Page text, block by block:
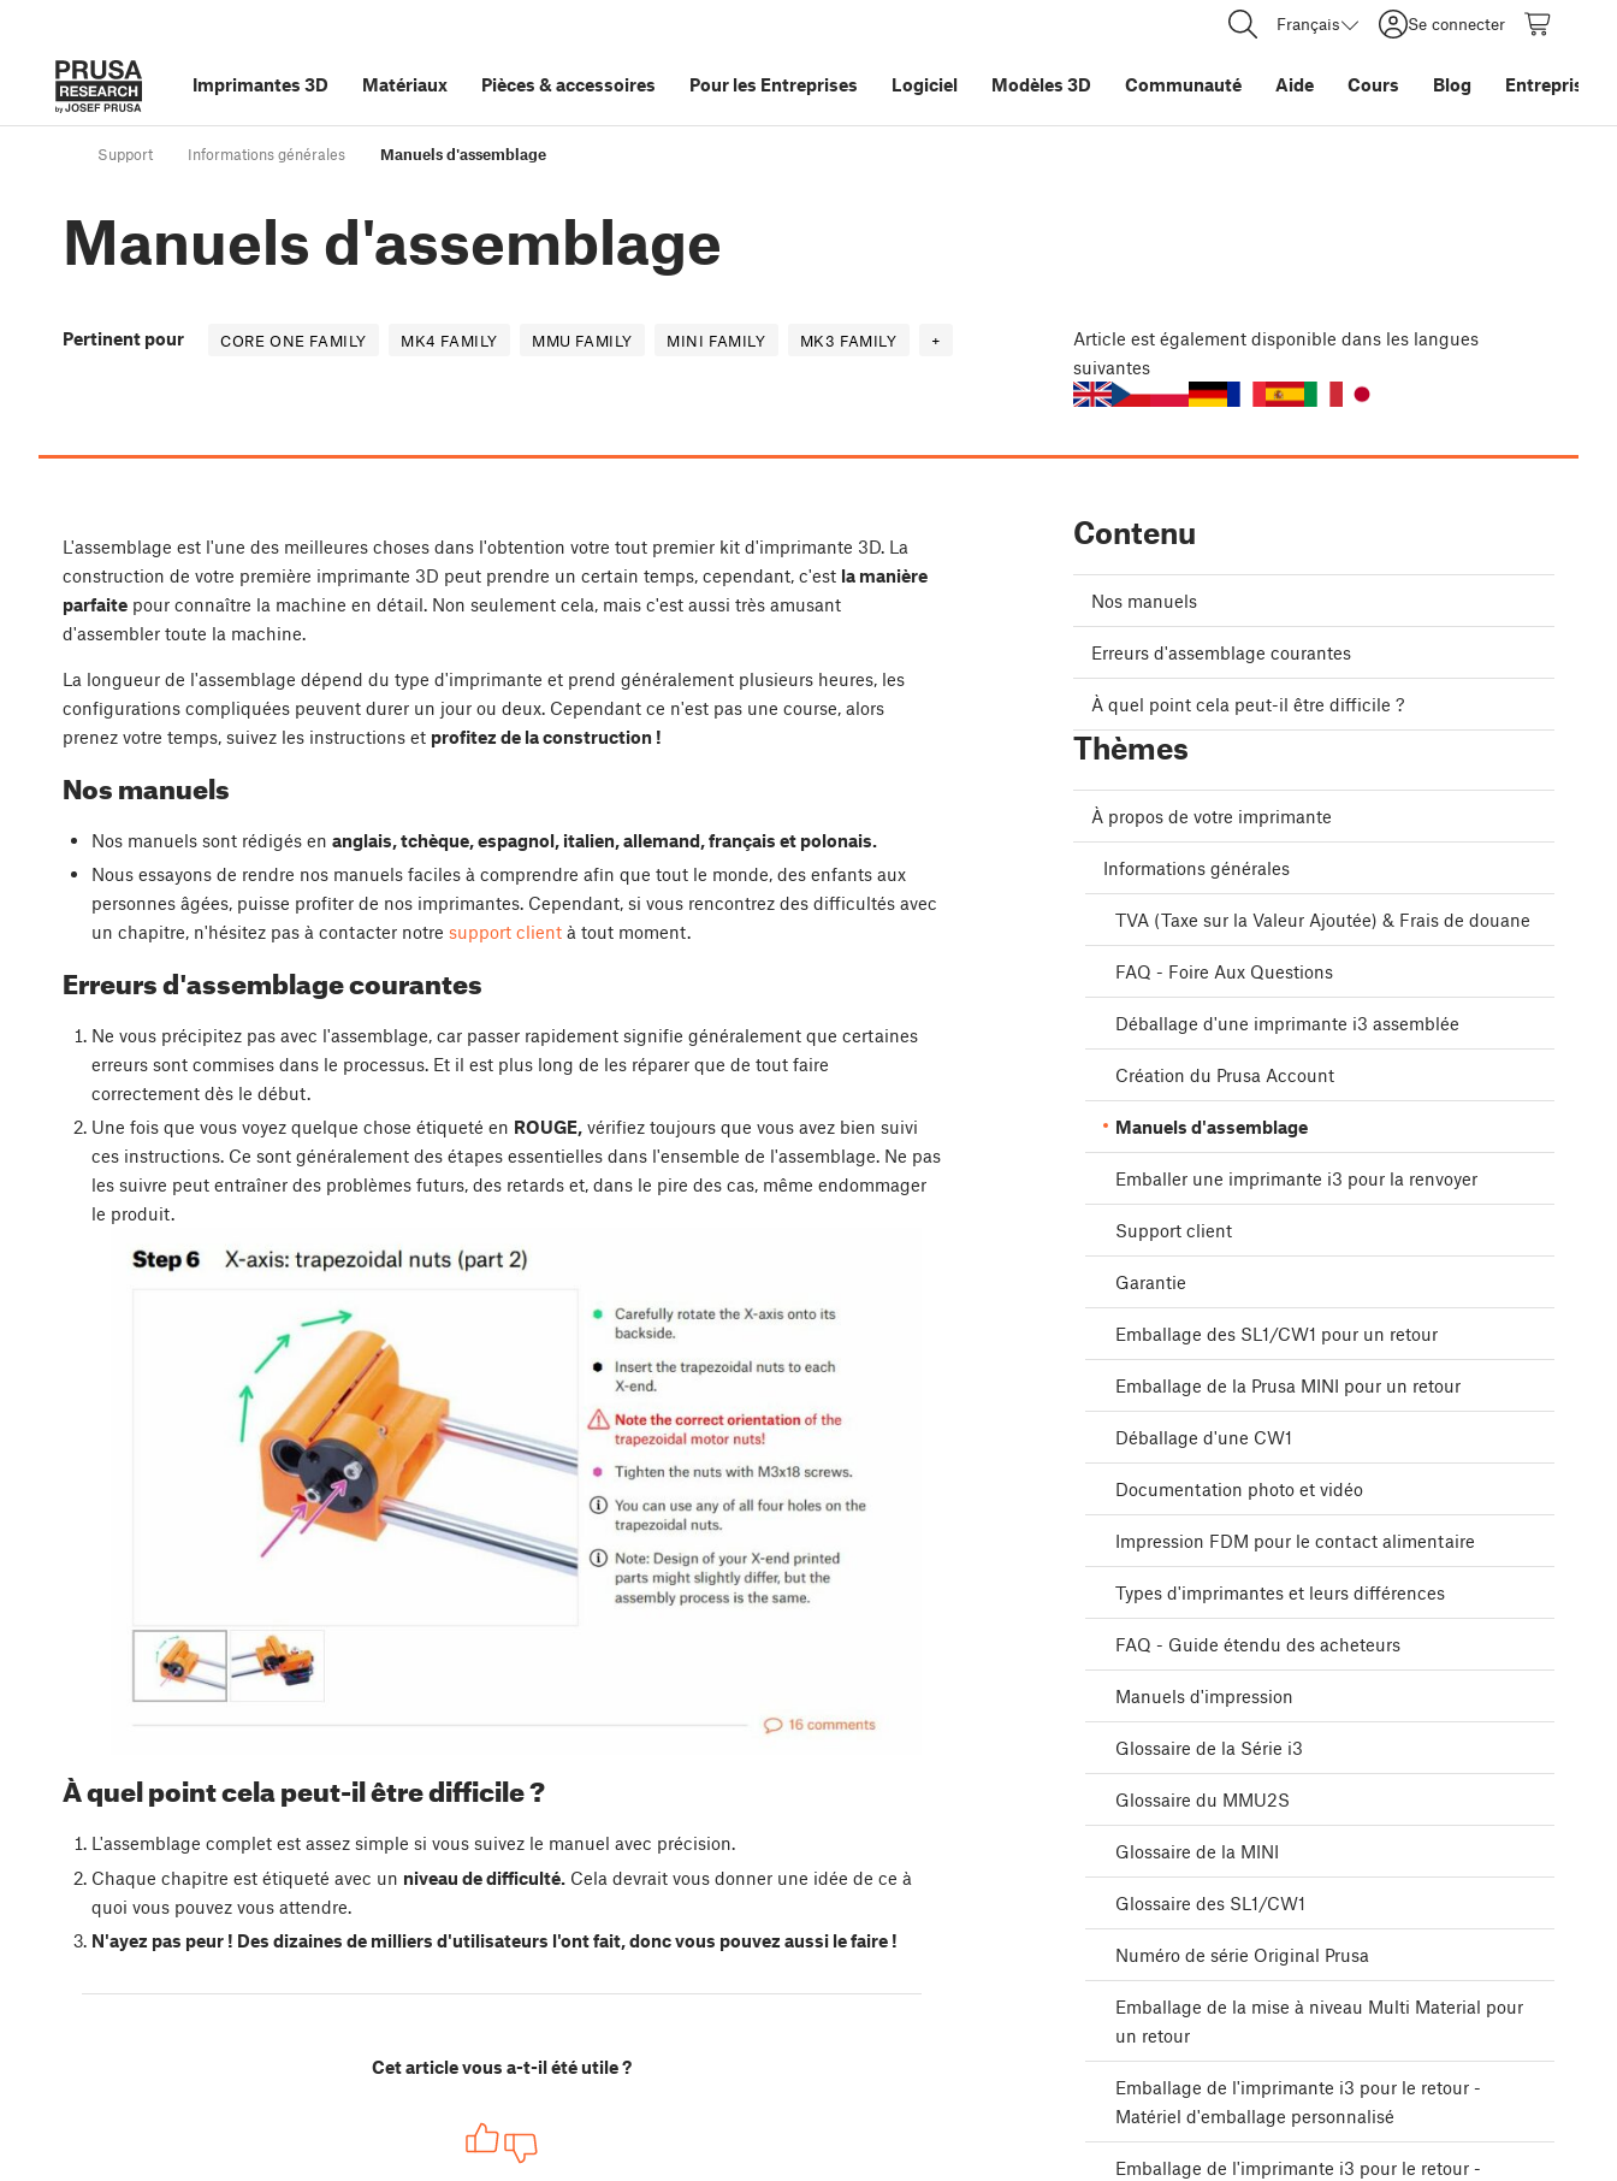
Français Se connecter
Imprimantes 3D Matériaux Pièces &accessoires Pour les Entreprises Logiciel Modèles 3D Communauté Aide Cours Blog Entreprise
Support Informations générales Manuels d'assemblage
Manuels d'assemblage
Pertinent pour CORE ONE FAMILY MK4 FAMILY MMU FAMILY MINI FAMILY MK3 FAMILY + Article est également disponible dans les langues
suivantes
L'assemblage est l'une des meilleures choses dans l'obtention votre tout premier kit d'imprimante 3D. La
construction de votre première imprimante 3D peut prendre un certain temps, cependant, c'est la manière
parfaite pour connaître la machine en détail. Non seulement cela, mais c'est aussi très amusant
d'assembler toute la machine.
La longueur de l'assemblage dépend du type d'imprimante et prend généralement plusieurs heures, les
configurations compliquées peuvent durer un jour ou deux. Cependant ce n'est pas une course, alors
prenez votre temps, suivez les instructions et profitez de la construction !
Nos manuels
Nos manuels sont rédigés en anglais, tchèque, espagnol, italien, allemand, français et polonais.
Nous essayons de rendre nos manuels faciles à comprendre afin que tout le monde, des enfants aux
personnes âgées, puisse profiter de nos imprimantes. Cependant, si vous rencontrez des difficultés avec
un chapitre, n'hésitez pas à contacter notre support clientà tout moment.
Erreurs d'assemblage courantes
Ne vous précipitez pas avec l'assemblage, car passer rapidement signifie généralement que certaines
erreurs sont commises dans le processus. Et il est plus long de les réparer que de tout faire
correctement dès le début.
Une fois que vous voyez quelque chose étiqueté en ROUGE,vérifiez toujours que vous avez bien suivi
ces instructions. Ce sont généralement des étapes essentielles dans l'ensemble de l'assemblage. Ne pas
les suivre peut entraîner des problèmes futurs, des retards et, dans le pire des cas, même endommager
le produit.
À quel point cela peut-il être difficile ?
L'assemblage complet est assez simple si vous suivez le manuel avec précision.
Chaque chapitre est étiqueté avec un niveau de difficulté. Cela devrait vous donner une idée de ce à
quoi vous pouvez vous attendre.
N'ayez pas peur ! Des dizaines de milliers d'utilisateurs l'ont fait, donc vous pouvez aussi le faire !
Cet article vous a-t-il été utile ?
Contenu
Nos manuels
Erreurs d'assemblage courantes
À quel point cela peut-il être difficile ?
Thèmes
À propos de votre imprimante
Informations générales
TVA (Taxe sur la Valeur Ajoutée) & Frais de douane
FAQ - Foire Aux Questions
Déballage d'une imprimante i3 assemblée
Création du Prusa Account
Manuels d'assemblage
Emballer une imprimante i3 pour la renvoyer
Support client
Garantie
Emballage des SL1/CW1 pour un retour
Emballage de la Prusa MINI pour un retour
Déballage d'une CW1
Documentation photo et vidéo
Impression FDM pour le contact alimentaire
Types d'imprimantes et leurs différences
FAQ - Guide étendu des acheteurs
Manuels d'impression
Glossaire de la Série i3
Glossaire du MMU2S
Glossaire de la MINI
Glossaire des SL1/CW1
Numéro de série Original Prusa
Emballage de la mise à niveau Multi Material pour
un retour
Emballage de l'imprimante i3 pour le retour -
Matériel d'emballage personnalisé
Emballage de l'imprimante i3 pour le retour -